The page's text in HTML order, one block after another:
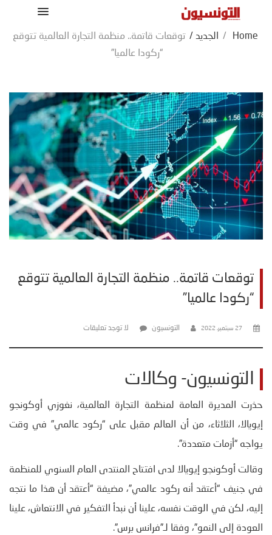
Home
/ الجديد / توقعات قاتمة.. منظمة التجارة العالمية تتوقع
“ركودا عالميا”
توقعات قاتمة.. منظمة التجارة العالمية تتوقع
“ركودا عالميا”
27 سبتمبر، 2022 التونسيون لا توجد تعليقات
التونسيون- وكالات
حذرت المديرة العامة لمنظمة التجارة العالمية، نغوزي أوكونجو
إيويالا، الثلاثاء، من أن العالم مقبل على “ركود عالمي” في وقت
يواجه “أزمات متعددة”.
وقالت أوكونجو إيويالا لدى افتتاح المنتدى العام السنوي للمنظمة
في جنيف “أعتقد أنه ركود عالمي”، مضيفة “أعتقد أن هذا ما نتجه
إليه، لكن في الوقت نفسه، علينا أن نبدأ التفكير في الانتعاش، علينا
العودة إلى النمو”، وفقا لـ”فرانس برس”.